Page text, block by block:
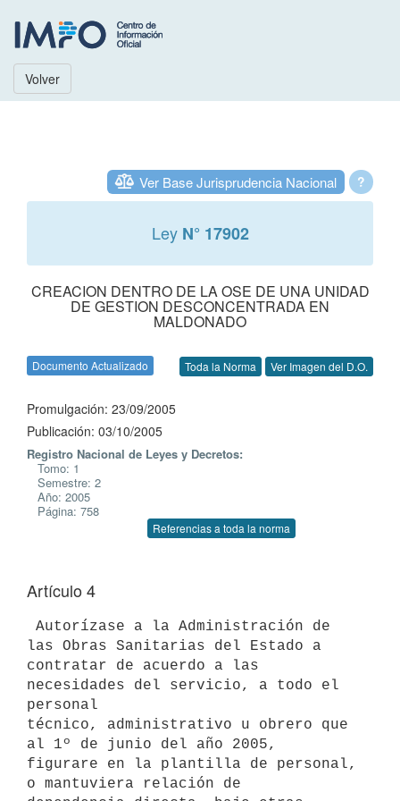
Volver
?
Ver Base Jurisprudencia Nacional
Ley N° 17902
CREACION DENTRO DE LA OSE DE UNA UNIDAD
DE GESTION DESCONCENTRADA EN
MALDONADO
Documento Actualizado Toda la Norma Ver Imagen del D.O.
Promulgación: 23/09/2005
Publicación: 03/10/2005
Registro Nacional de Leyes y Decretos:
Tomo: 1
Semestre: 2
Año: 2005
Página: 758
Referencias a toda la norma
Artículo 4
las Obras Sanitarias del Estado a
contratar de acuerdo a las
necesidades del servicio, a todo el
personal
técnico, administrativo u obrero que
al 1º de junio del año 2005,
figurare en la plantilla de personal,
o mantuviera relación de